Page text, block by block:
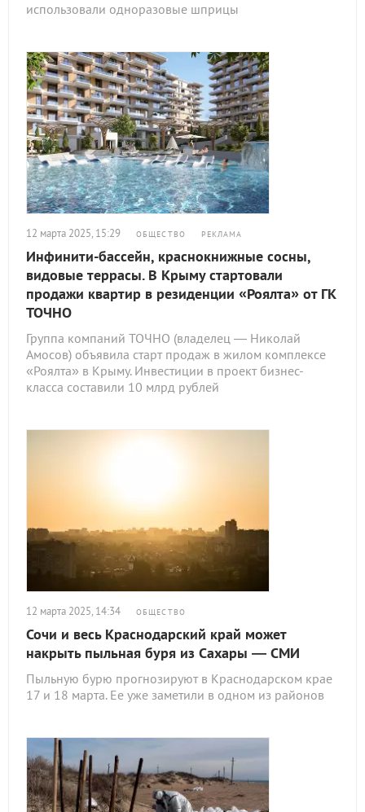
использовали одноразовые шприцы
12 марта 2025, 15:29 ОБЩЕСТВО РЕКЛАМА
Инфинити-бассейн, краснокнижные сосны,
видовые террасы. В Крыму стартовали
продажи квартир в резиденции «Роялта» от ГК
ТОЧНО
Группа компаний ТОЧНО (владелец — Николай
Амосов) объявила старт продаж в жилом комплексе
«Роялта» в Крыму. Инвестиции в проект бизнес-
класса составили 10 млрд рублей
12 марта 2025, 14:34 ОБЩЕСТВО
Сочи и весь Краснодарский край может
накрыть пыльная буря из Сахары — СМИ
Пыльную бурю прогнозируют в Краснодарском крае
17 и 18 марта. Ее уже заметили в одном из районов